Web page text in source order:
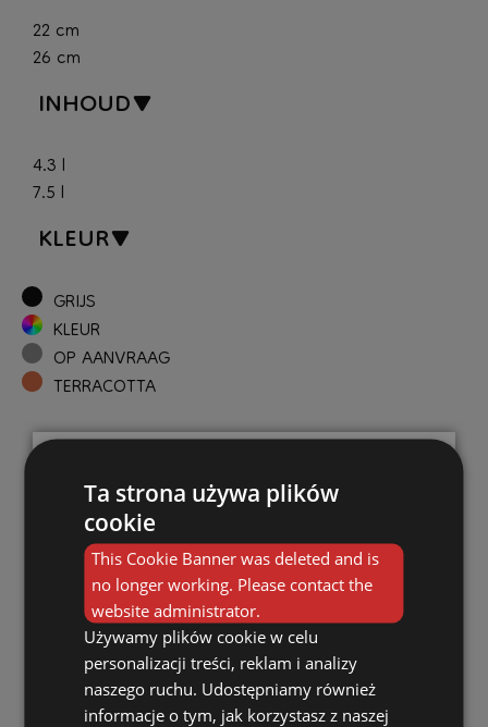
22 cm
26 cm
INHOUD
4.3 l
7.5 l
KLEUR
GRIJS
KLEUR
OP AANVRAAG
TERRACOTTA
kweekpot DB 4,5
Ta strona używa plików
cookie
This Cookie Banner was deleted and is
no longer working. Please contact the
website administrator.
Używamy plików cookie w celu
personalizacji treści, reklam i analizy
naszego ruchu. Udostępniamy również
informacje o tym, jak korzystasz z naszej